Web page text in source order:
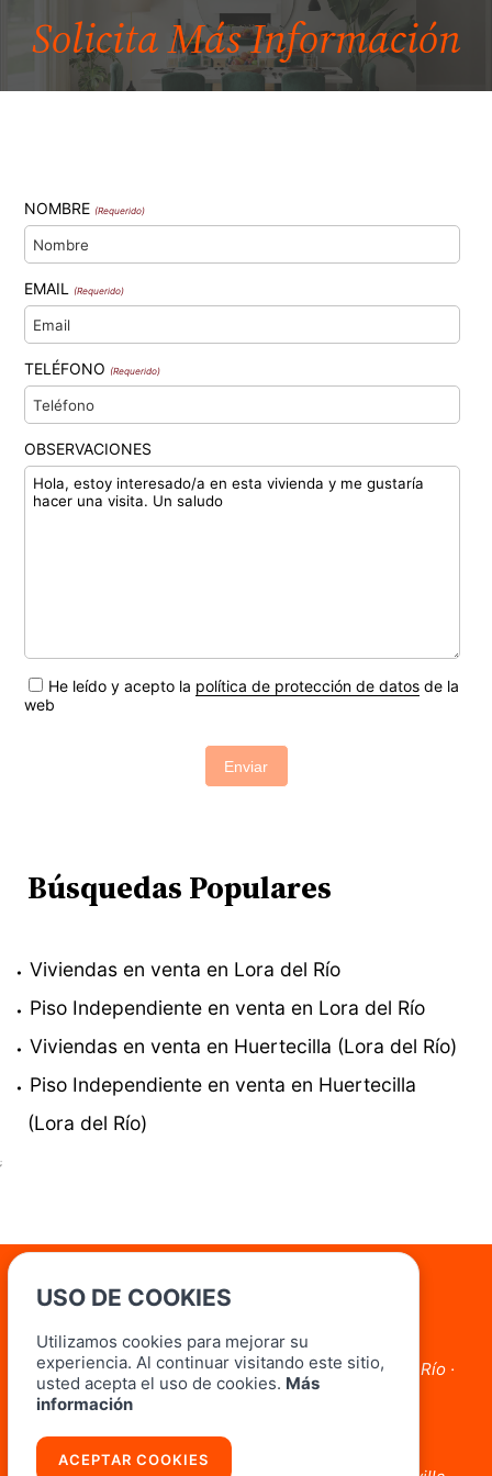
Solicita MásInformación
NOMBRE (Requerido)
EMAIL (Requerido)
TELÉFONO (Requerido)
OBSERVACIONES
He leído y acepto la política de protección de datosde la
web
Enviar
Búsquedas Populares
Viviendas en venta en Lora del Río
Piso Independiente en venta en Lora del Río
Viviendas en venta en Huertecilla (Lora del Río)
Piso Independiente en venta en Huertecilla
(Lora del Río)
;
Oficinas
Lora del Río
Avda. Marcos Orbaneja, 3 Local 3 41440 Lora Del Río ·
Sevilla
Carmona
USO DE COOKIES
Utilizamos cookies para mejorar su
experiencia. Al continuar visitando este sitio,
usted acepta el uso de cookies. Más
información
ACEPTAR COOKIES